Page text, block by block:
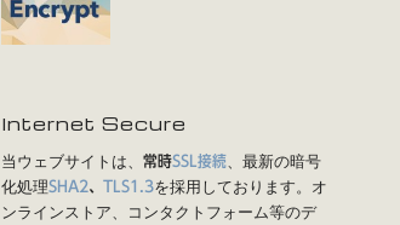
Internet Secure
当ウェブサイトは、常時SSL接続、最新の暗号
化処理SHA2、TLS1.3を採用しております。オ
ンラインストア、コンタクトフォーム等のデ